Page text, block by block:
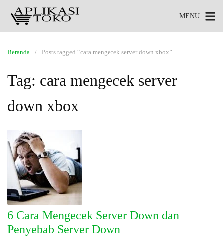
MENU
Beranda Posts tagged “cara mengecek server down xbox”
Tag: cara mengecek server
down xbox
6 Cara Mengecek Server Down dan
Penyebab Server Down